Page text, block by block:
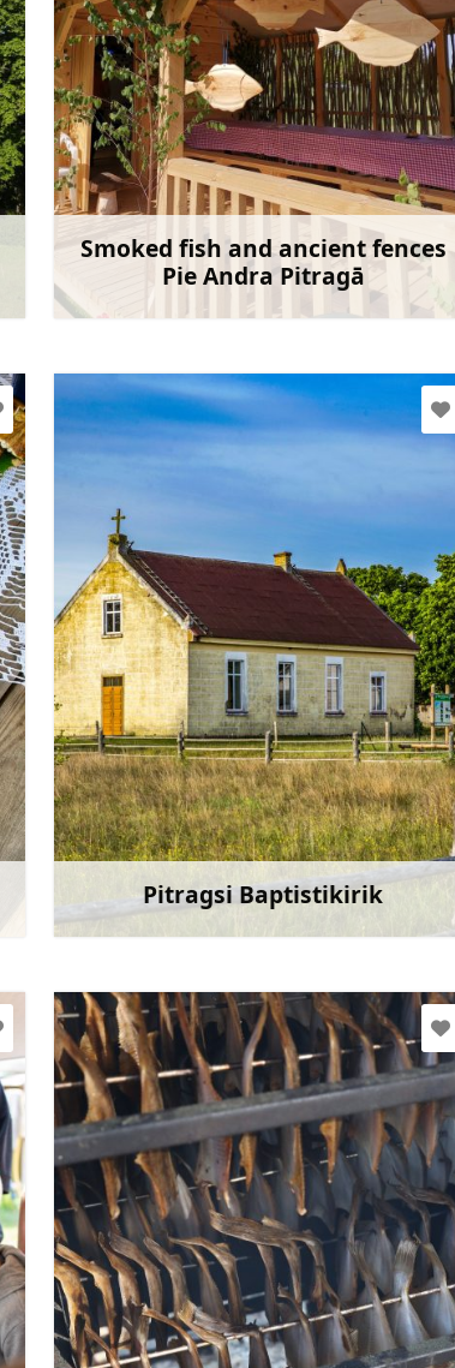
Smoked fish and ancient fences
Pie Andra Pitragā
andrisantmanis@inbox.lv
+371 26493087
Rohkem teavet
Pitragsi Baptistikirik
+371 22018468
Mine
Rohkem teavet